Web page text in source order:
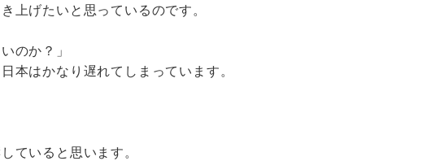
上げたいと思っているのです。
のか？」
本はかなり遅れてしまっています。
ていると思います。